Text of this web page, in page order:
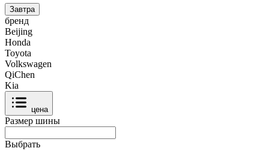
Завтра
бренд
Beijing
Honda
Toyota
Volkswagen
QiChen
Kia
цена
Размер шины
Выбрать